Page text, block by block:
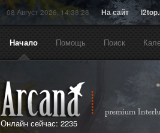
08 Август 2026, 14:38:28 На сайт
Начало Помощь Поиск
Онлайн сейчас: 2235